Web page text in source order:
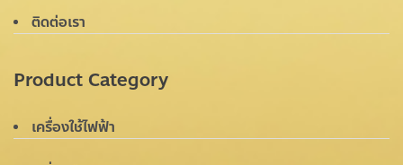
ติดต่อเรา
Product Category
เครื่องใช้ไฟฟ้า